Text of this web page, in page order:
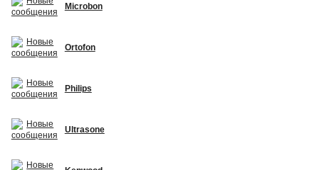
Microbon
Ortofon
Philips
Ultrasone